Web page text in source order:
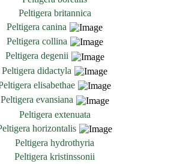
Peltigera britannica
Peltigera canina
Peltigera collina
Peltigera degenii
Peltigera didactyla
elisabethae
Peltigera evansiana
Peltigera extenuata
horizontalis
Peltigera hydrothyria
Peltigera kristinssonii